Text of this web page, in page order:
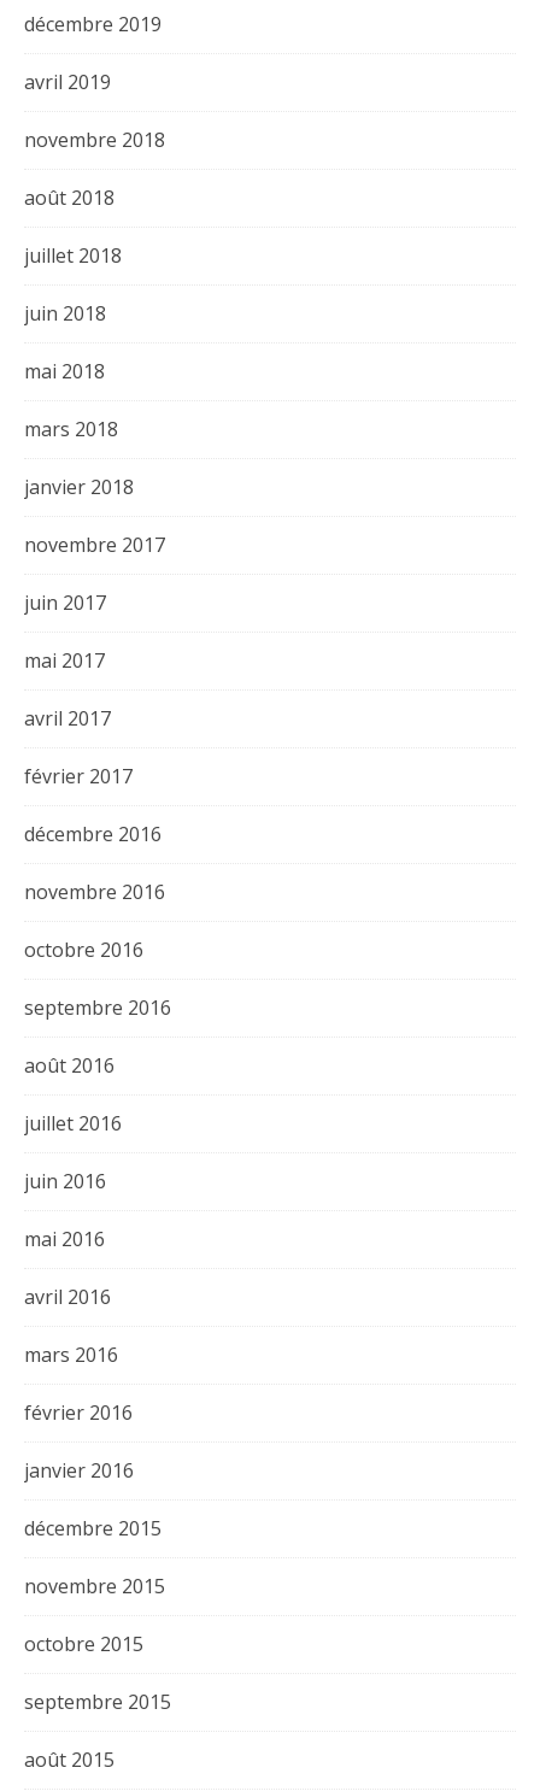
décembre 2019
avril 2019
novembre 2018
août 2018
juillet 2018
juin 2018
mai 2018
mars 2018
janvier 2018
novembre 2017
juin 2017
mai 2017
avril 2017
février 2017
décembre 2016
novembre 2016
octobre 2016
septembre 2016
août 2016
juillet 2016
juin 2016
mai 2016
avril 2016
mars 2016
février 2016
janvier 2016
décembre 2015
novembre 2015
octobre 2015
septembre 2015
août 2015